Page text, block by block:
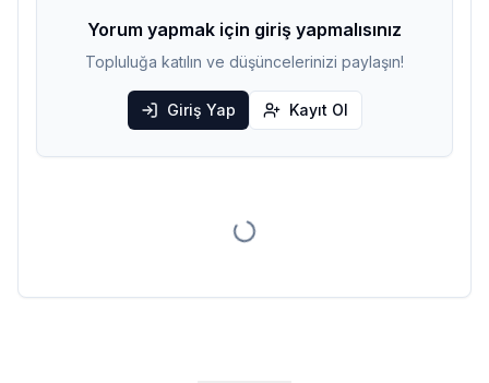
Yorum yapmak için giriş yapmalısınız
Topluluğa katılın ve düşüncelerinizi paylaşın!
Giriş Yap Kayıt Ol